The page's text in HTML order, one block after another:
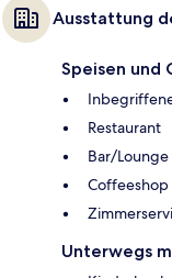
Ausstattung
Speisen und
Restaurant
Bar/Lounge
Coffeeshop
Unterwegs